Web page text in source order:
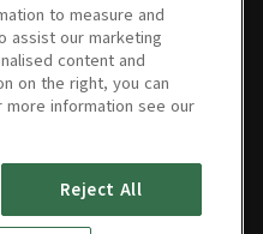
회 48회 49회
to measure and
assist our marketing
content and
on the right, you can
information see our
Reject All